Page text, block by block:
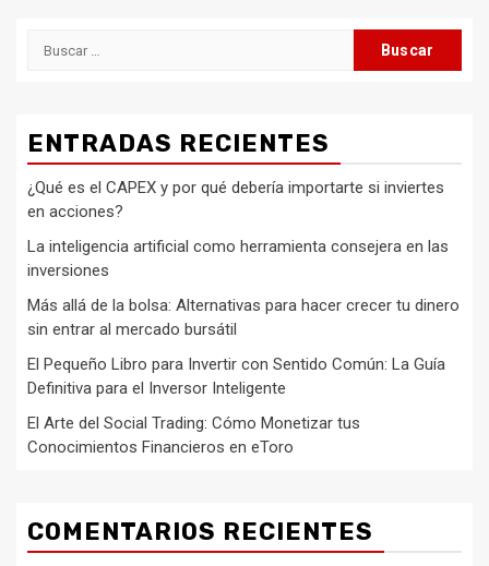
Buscar:
ENTRADAS RECIENTES
¿Qué es el CAPEX y por qué debería importarte si inviertes
en acciones?
La inteligencia artificial como herramienta consejera en las
inversiones
Más allá de la bolsa: Alternativas para hacer crecer tu dinero
sin entrar al mercado bursátil
El Pequeño Libro para Invertir con Sentido Común: La Guía
Definitiva para el Inversor Inteligente
El Arte del Social Trading: Cómo Monetizar tus
Conocimientos Financieros en eToro
COMENTARIOS RECIENTES